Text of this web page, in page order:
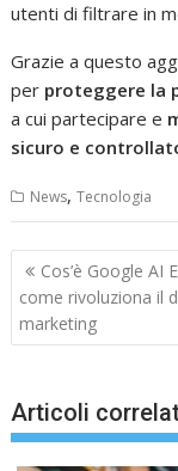
utenti di filtrare in
Grazie a questo
per proteggere la
a cui partecipare e
sicuro e
News,Tecnologia
Navigazione
articoli
Cos’è Google AI
come rivoluziona il
marketing
Articoli